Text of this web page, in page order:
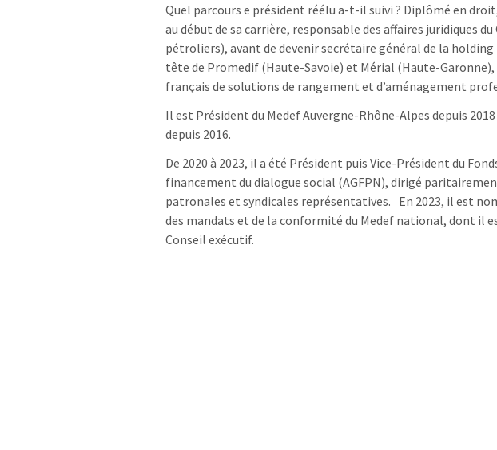
Quel parcours e président réélu a-t-il suivi ? Diplômé en
au début de sa carrière, responsable des affaires juridiques
pétroliers), avant de devenir secrétaire général de la holding
tête de Promedif (Haute-Savoie) et Mérial (Haute-
français de solutions de rangement et d’aménagement
Il est Président du Medef Auvergne-Rhône-Alpes depuis
depuis 2016.
De 2020 à 2023, il a été Président puis Vice-Président du
financement du dialogue social (AGFPN), dirigé
patronales et syndicales représentatives. En 2023, il est
des mandats et de la conformité du Medef national, dont il
Conseil exécutif.